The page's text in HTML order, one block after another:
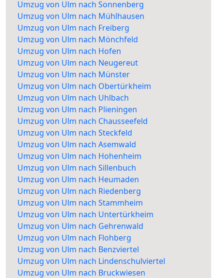
Umzug von Ulm nach Sonnenberg
Umzug von Ulm nach Mühlhausen
Umzug von Ulm nach Freiberg
Umzug von Ulm nach Mönchfeld
Umzug von Ulm nach Hofen
Umzug von Ulm nach Neugereut
Umzug von Ulm nach Münster
Umzug von Ulm nach Obertürkheim
Umzug von Ulm nach Uhlbach
Umzug von Ulm nach Plieningen
Umzug von Ulm nach Chausseefeld
Umzug von Ulm nach Steckfeld
Umzug von Ulm nach Asemwald
Umzug von Ulm nach Hohenheim
Umzug von Ulm nach Sillenbuch
Umzug von Ulm nach Heumaden
Umzug von Ulm nach Riedenberg
Umzug von Ulm nach Stammheim
Umzug von Ulm nach Untertürkheim
Umzug von Ulm nach Gehrenwald
Umzug von Ulm nach Flohberg
Umzug von Ulm nach Benzviertel
Umzug von Ulm nach Lindenschulviertel
Umzug von Ulm nach Bruckwiesen